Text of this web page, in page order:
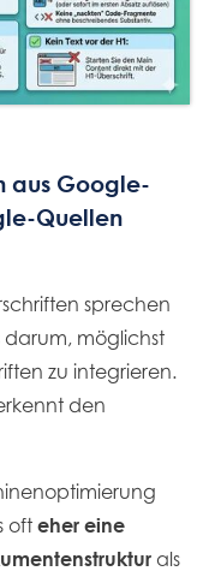
aus Google-
Quellen
sprechen
darum, möglichst
zu integrieren.
den
oft eher eine
als